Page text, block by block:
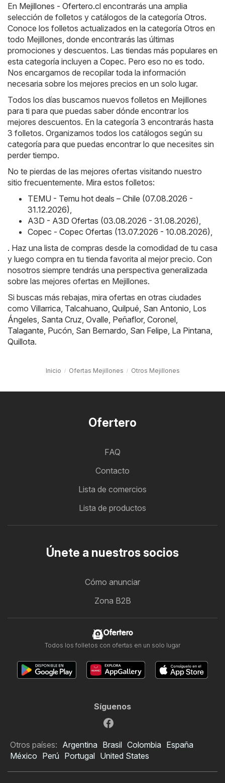
En Mejillones - Ofertero.cl encontrarás una amplia
selección de folletos y catálogos de la categoría Otros.
Conoce los folletos actualizados en la categoría Otros en
todo Mejillones, donde encontrarás las últimas
promociones y descuentos. Las tiendas más populares en
esta categoría incluyen a Copec. Pero eso no es todo.
Nos encargamos de recopilar toda la información
necesaria sobre los mejores precios en un solo lugar.
Todos los días buscamos nuevos folletos en Mejillones
para ti para que puedas saber dónde encontrar los
mejores descuentos. En la categoría 3 encontrarás hasta
3 folletos. Organizamos todos los catálogos según su
categoría para que puedas encontrar lo que necesites sin
perder tiempo.
No te pierdas de las mejores ofertas visitando nuestro
sitio frecuentemente. Mira estos folletos:
TEMU - Temu hot deals – Chile (07.08.2026 -
31.12.2026)
A3D - A3D Ofertas (03.08.2026 - 31.08.2026)
Copec - Copec Ofertas (13.07.2026 - 10.08.2026)
. Haz una lista de compras desde la comodidad de tu casa
y luego compra en tu tienda favorita al mejor precio. Con
nosotros siempre tendrás una perspectiva generalizada
sobre las mejores ofertas en Mejillones.
Si buscas más rebajas, mira ofertas en otras ciudades
como Villarrica Talcahuano Quilpué San Antonio Los
Ángeles Santa Cruz Ovalle Peñaflor, Coronel
Talagante Pucón San Bernardo San Felipe La Pintana
Quillota.
Inicio Ofertas Mejillones Otros Mejillones
Ofertero
FAQ
Contacto
Lista de comercios
Lista de productos
Únete a nuestros socios
Cómo anunciar
Zona B2B
Ofertero
Todos los folletos con ofertas en un solo lugar
Síguenos
Otros países: Argentina Brasil Colombia España
México Perú Portugal United States